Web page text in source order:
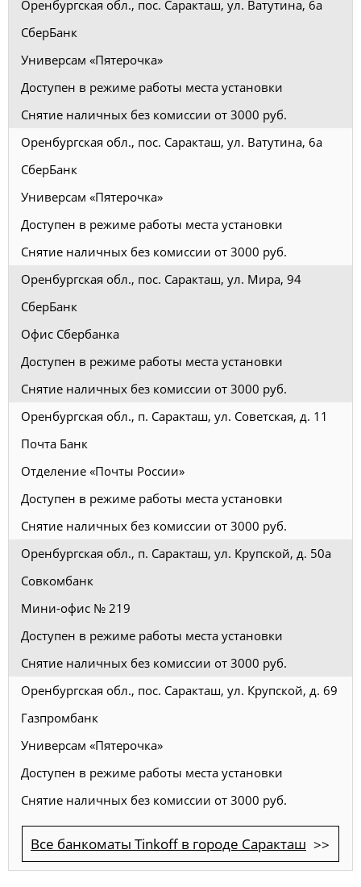
Оренбургская обл., пос. Саракташ, ул. Ватутина, 6а
СберБанк
Универсам «Пятерочка»
Доступен в режиме работы места установки
Снятие наличных без комиссии от 3000 руб.
Оренбургская обл., пос. Саракташ, ул. Ватутина, 6а
СберБанк
Универсам «Пятерочка»
Доступен в режиме работы места установки
Снятие наличных без комиссии от 3000 руб.
Оренбургская обл., пос. Саракташ, ул. Мира, 94
СберБанк
Офис Сбербанка
Доступен в режиме работы места установки
Снятие наличных без комиссии от 3000 руб.
Оренбургская обл., п. Саракташ, ул. Советская, д. 11
Почта Банк
Отделение «Почты России»
Доступен в режиме работы места установки
Снятие наличных без комиссии от 3000 руб.
Оренбургская обл., п. Саракташ, ул. Крупской, д. 50а
Совкомбанк
Мини-офис № 219
Доступен в режиме работы места установки
Снятие наличных без комиссии от 3000 руб.
Оренбургская обл., пос. Саракташ, ул. Крупской, д. 69
Газпромбанк
Универсам «Пятерочка»
Доступен в режиме работы места установки
Снятие наличных без комиссии от 3000 руб.
Все банкоматы Tinkoff в городе Саракташ